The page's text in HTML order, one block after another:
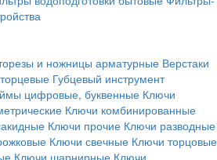
и ножницы арматурные Верстаки
Губцевый инструмент
цифровые, буквенные Ключи
Ключи комбинированные
Ключи прочие Ключи разводные
Ключи свечные Ключи торцовые
Ключи шарнирные Ключи